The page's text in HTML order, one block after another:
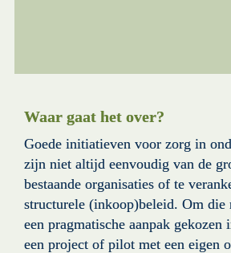
Waar gaat het over?
Goede initiatieven voor zorg in
zijn niet altijd eenvoudig van de
bestaande organisaties of te
structurele (inkoop)beleid. Om die
een pragmatische aanpak gekozen
een project of pilot met een eigen